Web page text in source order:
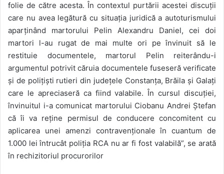
folie de către acesta. În contextul purtării acestei discuții
care nu avea legătură cu situația juridică a autoturismului
aparținând martorului Pelin Alexandru Daniel, cei doi
martori l-au rugat de mai multe ori pe învinuit să le
restituie documentele, martorul Pelin reiterându-i
argumentul potrivit căruia documentele fuseseră verificate
și de polițiști rutieri din județele Constanța, Brăila și Galați
care le apreciaseră ca fiind valabile. În cursul discuției,
învinuitul i-a comunicat martorului Ciobanu Andrei Ștefan
că îi va reține permisul de conducere concomitent cu
aplicarea unei amenzi contravenționale în cuantum de
1.000 lei întrucât poliția RCA nu ar fi fost valabilă”, se arată
în rechizitoriul procurorilor